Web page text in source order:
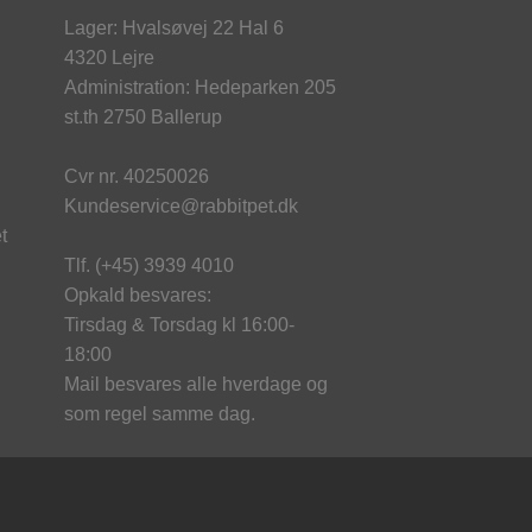
Lager: Hvalsøvej 22 Hal 6
4320 Lejre
Administration: Hedeparken 205
st.th 2750 Ballerup
Cvr nr. 40250026
Kundeservice@rabbitpet.dk
Tlf. (+45) 3939 4010
Opkald besvares:
Tirsdag & Torsdag kl 16:00-
18:00
Mail besvares alle hverdage og
som regel samme dag.